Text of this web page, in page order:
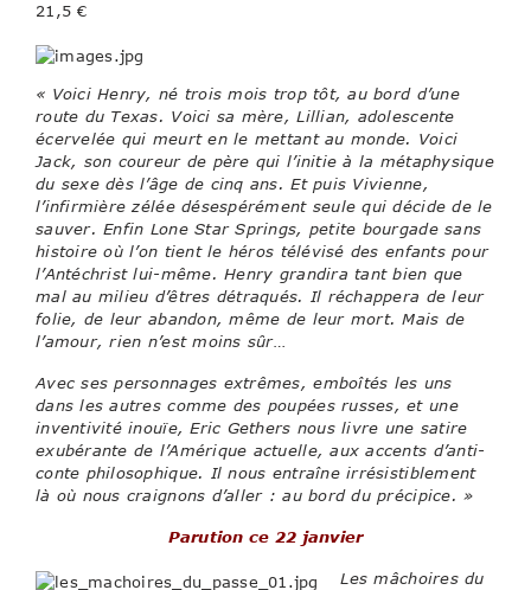
21,5 €
« Voici Henry, né trois mois trop tôt, au bord d’une
route du Texas. Voici sa mère, Lillian, adolescente
écervelée qui meurt en le mettant au monde. Voici
Jack, son coureur de père qui l’initie à la métaphysique
du sexe dès l’âge de cinq ans. Et puis Vivienne,
l’infirmière zélée désespérément seule qui décide de le
sauver. Enfin Lone Star Springs, petite bourgade sans
histoire où l’on tient le héros télévisé des enfants pour
l’Antéchrist lui-même. Henry grandira tant bien que
mal au milieu d’êtres détraqués. Il réchappera de leur
folie, de leur abandon, même de leur mort. Mais de
l’amour, rien n’est moins sûr…
Avec ses personnages extrêmes, emboîtés les uns
dans les autres comme des poupées russes, et une
inventivité inouïe, Eric Gethers nous livre une satire
exubérante de l’Amérique actuelle, aux accents d’anti-
conte philosophique. Il nous entraîne irrésistiblement
là où nous craignons d’aller : au bord du précipice. »
Parution ce 22 janvier
Les mâchoires du